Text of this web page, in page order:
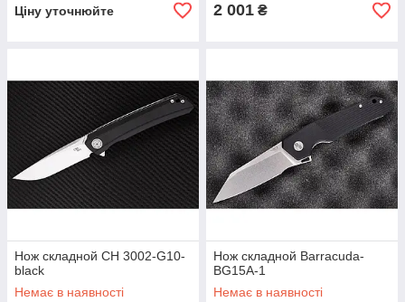
Ціну уточнюйте 2 001 ₴
Нож складной CH 3002-G10-
black
Немає в наявності
Нож складной Barracuda-
BG15A-1
Немає в наявності